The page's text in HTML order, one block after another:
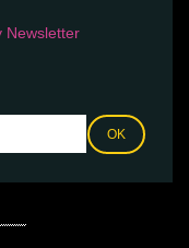
Newsletter
OK